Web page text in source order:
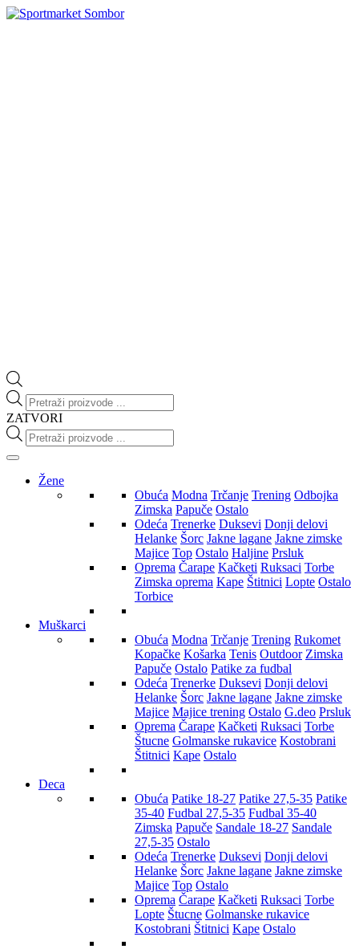
Products
search
ZATVORI
Products
search
Žene
Obuća Modna Trčanje Trening Odbojka
Zimska Papuče Ostalo
Odeća Trenerke Duksevi Donji delovi
Helanke Šorc Jakne lagane Jakne zimske
Majice Top Ostalo Haljine Prsluk
Oprema Čarape Kačketi Ruksaci Torbe
Zimska oprema Kape Štitnici Lopte Ostalo
Torbice
Muškarci
Obuća Modna Trčanje Trening Rukomet
Kopačke Košarka Tenis Outdoor Zimska
Papuče Ostalo Patike za fudbal
Odeća Trenerke Duksevi Donji delovi
Helanke Šorc Jakne lagane Jakne zimske
Majice Majice trening Ostalo G.deo Prsluk
Oprema Čarape Kačketi Ruksaci Torbe
Štucne Golmanske rukavice Kostobrani
Štitnici Kape Ostalo
Deca
Obuća Patike 18-27 Patike 27,5-35 Patike
35-40 Fudbal 27,5-35 Fudbal 35-40
Zimska Papuče Sandale 18-27 Sandale
27,5-35 Ostalo
Odeća Trenerke Duksevi Donji delovi
Helanke Šorc Jakne lagane Jakne zimske
Majice Top Ostalo
Oprema Čarape Kačketi Ruksaci Torbe
Lopte Štucne Golmanske rukavice
Kostobrani Štitnici Kape Ostalo